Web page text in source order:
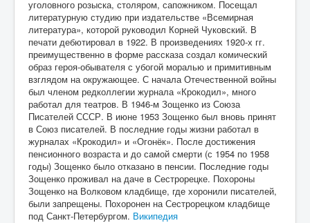
уголовного розыска, столяром, сапожником. Посещал
литературную студию при издательстве «Всемирная
литература», которой руководил Корней Чуковский. В
печати дебютировал в 1922. В произведениях 1920-х гг.
преимущественно в форме рассказа создал комический
образ героя-обывателя с убогой моралью и примитивным
взглядом на окружающее. С начала Отечественной войны
был членом редколлегии журнала «Крокодил», много
работал для театров. В 1946-м Зощенко из Союза
Писателей СССР. В июне 1953 Зощенко был вновь принят
в Союз писателей. В последние годы жизни работал в
журналах «Крокодил» и «Огонёк». После достижения
пенсионного возраста и до самой смерти (с 1954 по 1958
годы) Зощенко было отказано в пенсии. Последние годы
Зощенко проживал на даче в Сестрорецке. Похороны
Зощенко на Волковом кладбище, где хоронили писателей,
были запрещены. Похоронен на Сестрорецком кладбище
под Санкт-Петербургом. Википедия